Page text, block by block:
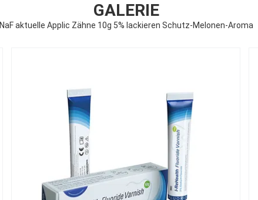
GALERIE
NaF aktuelle Applic Zähne 10g 5% lackieren Schutz-Melonen-Aroma